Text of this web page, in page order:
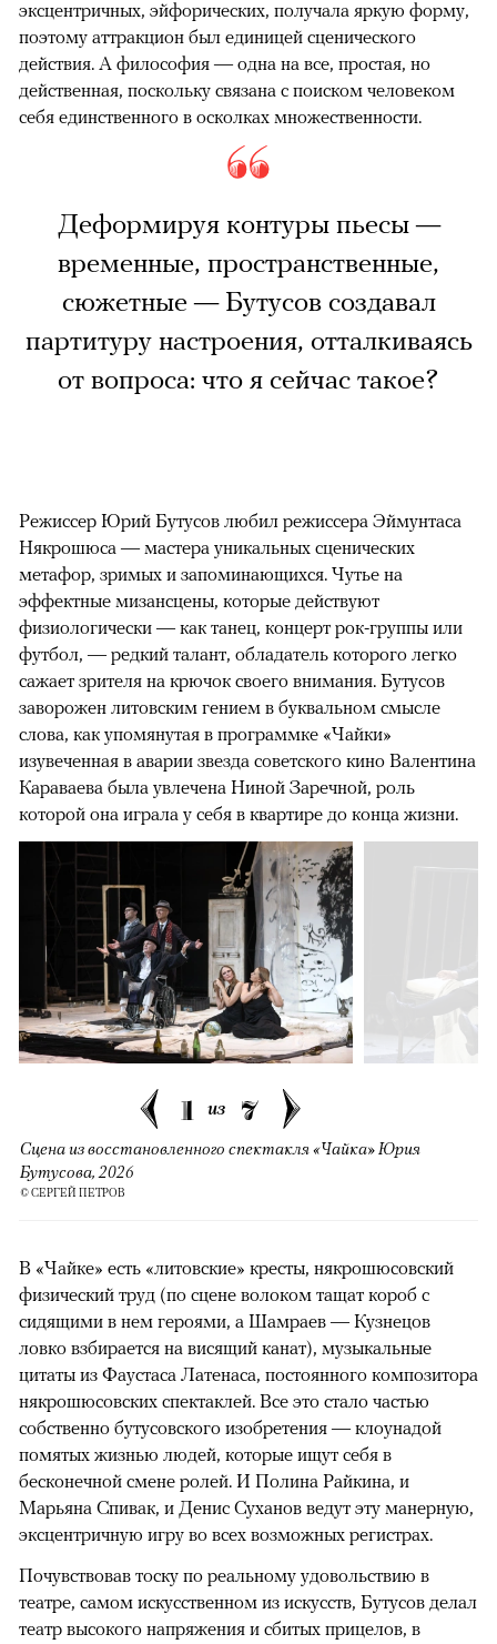
эксцентричных, эйфорических, получала яркую форму,
поэтому аттракцион был единицей сценического
действия. А философия — одна на все, простая, но
действенная, поскольку связана с поиском человеком
себя единственного в осколках множественности.
Деформируя контуры пьесы —
временные, пространственные,
сюжетные — Бутусов создавал
партитуру настроения, отталкиваясь
от вопроса: что я сейчас такое?
Режиссер Юрий Бутусов любил режиссера Эймунтаса
Някрошюса — мастера уникальных сценических
метафор, зримых и запоминающихся. Чутье на
эффектные мизансцены, которые действуют
физиологически — как танец, концерт рок-группы или
футбол, — редкий талант, обладатель которого легко
сажает зрителя на крючок своего внимания. Бутусов
заворожен литовским гением в буквальном смысле
слова, как упомянутая в программке «Чайки»
изувеченная в аварии звезда советского кино Валентина
Караваева была увлечена Ниной Заречной, роль
которой она играла у себя в квартире до конца жизни.
1 из 7
Сцена из восстановленного спектакля «Чайка» Юрия
Бутусова, 2026
© СЕРГЕЙ ПЕТРОВ
В «Чайке» есть «литовские» кресты, някрошюсовский
физический труд (по сцене волоком тащат короб с
сидящими в нем героями, а Шамраев — Кузнецов
ловко взбирается на висящий канат), музыкальные
цитаты из Фаустаса Латенаса, постоянного композитора
някрошюсовских спектаклей. Все это стало частью
собственно бутусовского изобретения — клоунадой
помятых жизнью людей, которые ищут себя в
бесконечной смене ролей. И Полина Райкина, и
Марьяна Спивак, и Денис Суханов ведут эту манерную,
эксцентричную игру во всех возможных регистрах.
Почувствовав тоску по реальному удовольствию в
театре, самом искусственном из искусств, Бутусов делал
театр высокого напряжения и сбитых прицелов, в